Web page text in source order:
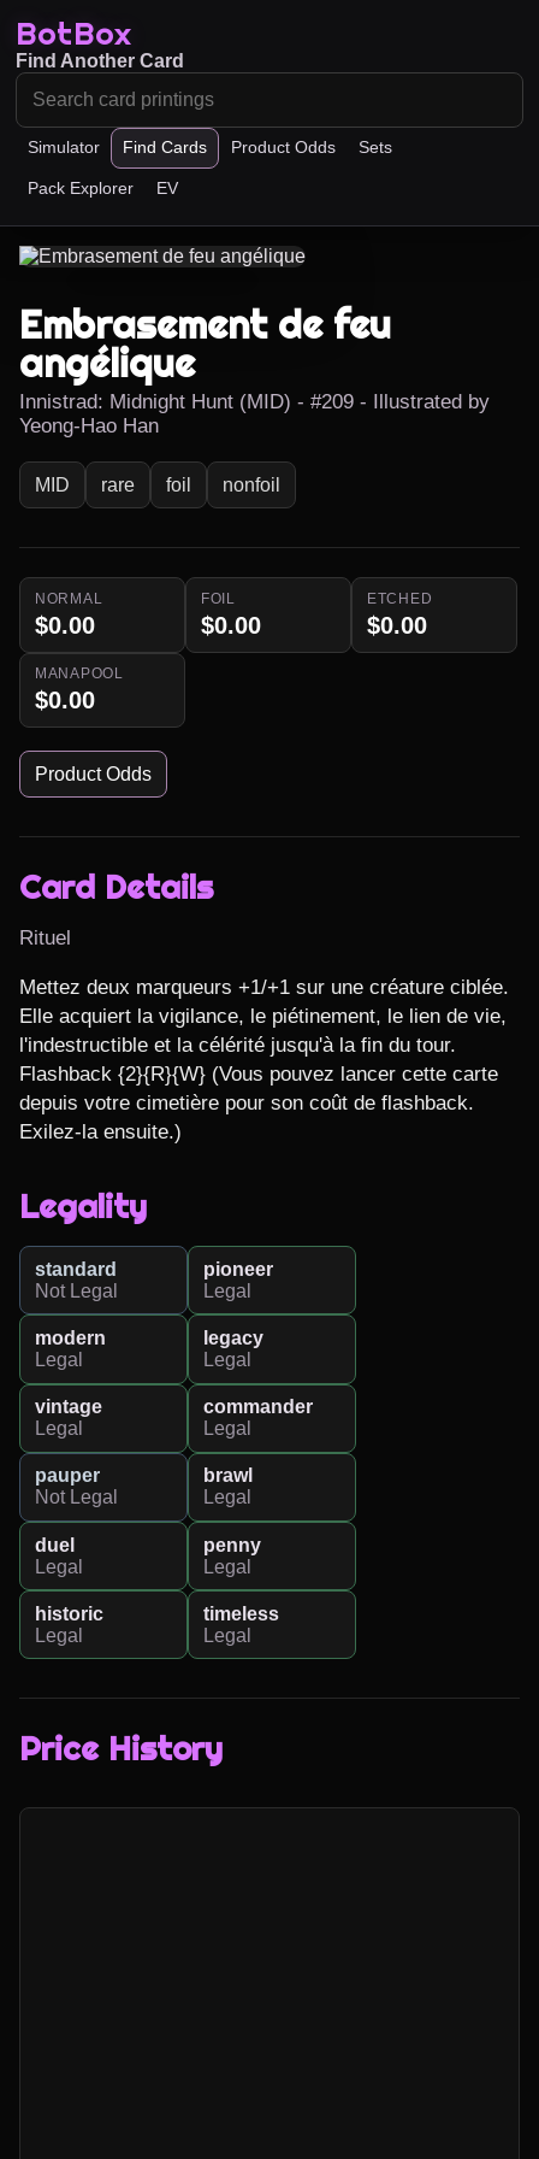
BotBox
Simulator Find Cards Product Odds Sets
Pack Explorer EV
Find Another Card
Embrasement de feu
angélique
Innistrad: Midnight Hunt (MID) - #209 - Illustrated by
Yeong-Hao Han
MID rare foil nonfoil
NORMAL
$0.00
FOIL
$0.00
ETCHED
$0.00
MANAPOOL
$0.00
Product Odds
Card Details
Rituel
Mettez deux marqueurs +1/+1 sur une créature ciblée.
Elle acquiert la vigilance, le piétinement, le lien de vie,
l'indestructible et la célérité jusqu'à la fin du tour.
Flashback {2}{R}{W} (Vous pouvez lancer cette carte
depuis votre cimetière pour son coût de flashback.
Exilez-la ensuite.)
Legality
standard
Not Legal
pioneer
Legal
modern
Legal
legacy
Legal
vintage
Legal
commander
Legal
pauper
Not Legal
brawl
Legal
duel
Legal
penny
Legal
historic
Legal
timeless
Legal
Price History